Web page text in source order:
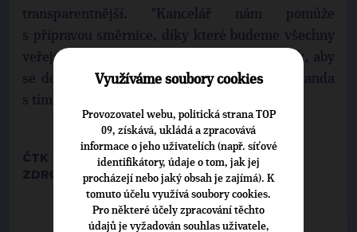
transparentnější. "Kancelář nám pomůže
s přípravou směrnice, díky které budeme všechny
veřejné zakázky uveřejňovat na internetu tak, aby
se do nich mohl přihlásit kdokoliv," dodal Landa
s tím, že směrnice má být hotová za měsíc.
ČTK
ZDROJ:
IHNED.CZ, 25.6.2015
Využíváme soubory cookies
Provozovatel webu, politická strana TOP
09, získává, ukládá a zpracovává
informace o jeho uživatelích (např. síťové
identifikátory, údaje o tom, jak jej
procházejí nebo jaký obsah je zajímá). K
tomuto účelu využívá soubory cookies.
Pro některé účely zpracování těchto
údajů je vyžadován souhlas uživatele,